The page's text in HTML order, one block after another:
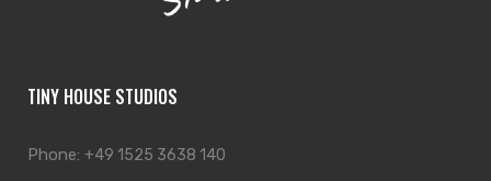
TINY HOUSE STUDIOS
Phone: +49 1525 3638 140